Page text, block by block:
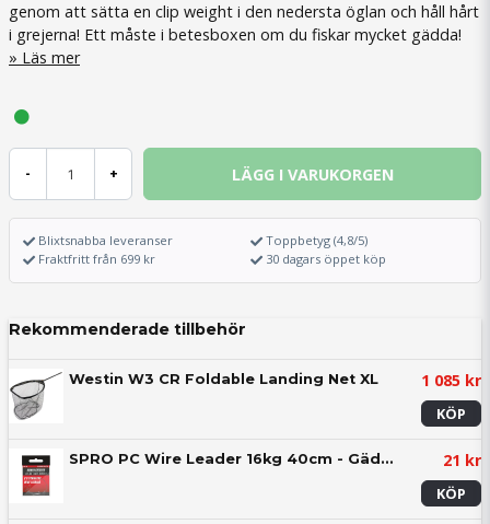
genom att sätta en clip weight i den nedersta öglan och håll hårt
i grejerna! Ett måste i betesboxen om du fiskar mycket gädda!
Läs mer
- + LÄGG I VARUKORGEN
Blixtsnabba leveranser
Fraktfritt från 699 kr
Toppbetyg (4,8/5)
30 dagars öppet köp
Rekommenderade tillbehör
Westin W3 CR Foldable Landing Net XL 1 085 kr
KÖP
SPRO PC Wire Leader 16kg 40cm - Gäddtafs (2-pack) 21 kr
KÖP